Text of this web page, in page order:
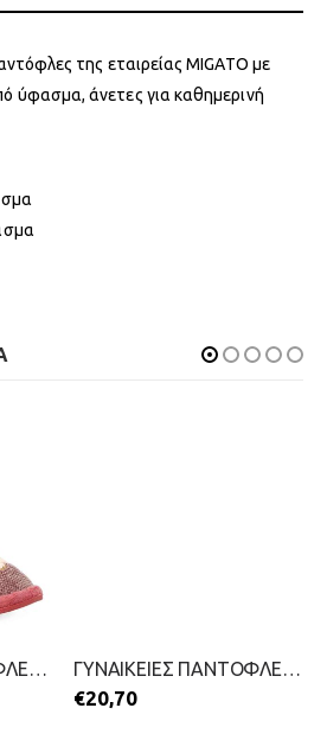
της εταιρείας MIGATO με
ύφασμα, άνετες για καθημερινή
ΓΥΝΑΙΚΕΙΕΣ ΠΑΝΤΟΦΛΕΣ-PAREX-2111-0385-ΡΟΖ ΓΥΝΑΙΚΕΙΕΣ ΠΑΝΤΟΦΛΕΣ-PAREX-2111-0382-ΓΚΡΙ
€20,70